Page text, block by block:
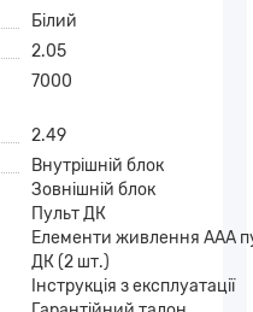
Білий
2.05
7000
2.49
Внутрішній блок
Зовнішній блок
Пульт ДК
Елементи живлення AAA
ДК (2 шт.)
Інструкція з експлуатації